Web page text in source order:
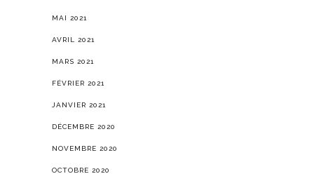
MAI 2021
AVRIL 2021
MARS 2021
FÉVRIER 2021
JANVIER 2021
DÉCEMBRE 2020
NOVEMBRE 2020
OCTOBRE 2020